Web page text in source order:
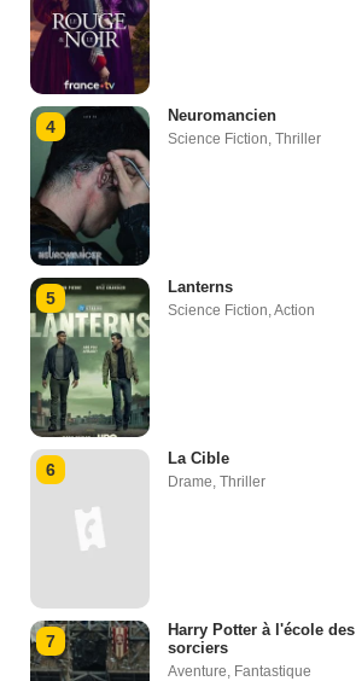
4
Neuromancien
Science Fiction Thriller
5
Lanterns
Science Fiction Action
6
La Cible
Drame Thriller
7
Harry Potter à l'école des
sorciers
Aventure Fantastique